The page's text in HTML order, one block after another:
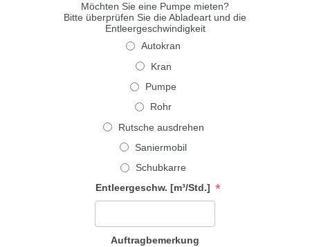
Möchten Sie eine Pumpe mieten?
Bitte überprüfen Sie die Abladeart und die
Entleergeschwindigkeit
Autokran
Kran
Pumpe
Rohr
Rutsche ausdrehen
Saniermobil
Schubkarre
Entleergeschw. [m³/Std.] *
Auftragbemerkung